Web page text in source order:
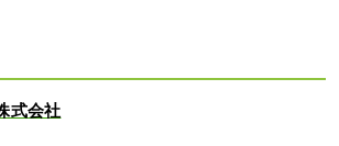
式会社